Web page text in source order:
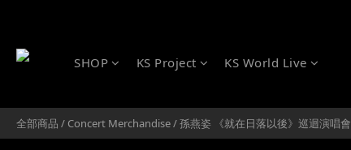
SHOP KS Project KS World Live
全部商品 / Concert Merchandise/孫燕姿 《就在日落以後》巡迴演唱會